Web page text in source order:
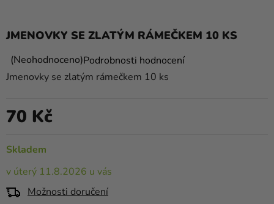
a
merch
Kreativní
produkty
JMENOVKY SE ZLATÝM RÁMEČKEM 10 KS
Průměrné
hodnocení
0,0
5
NeohodnocenoPodrobnosti hodnocení
Jmenovky se zlatým rámečkem 10 ks
Skladem
v úterý 11.8.2026 u vás
Možnosti doručení
70 Kč